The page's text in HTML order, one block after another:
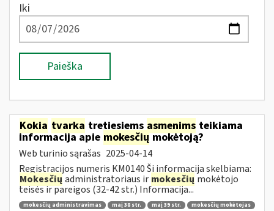
Iki
Paieška
Kokia tvarka tretiesiems asmenims teikiama
informacija apie mokesčiųmokėtoją?
Web turinio sąrašas 2025-04-14
Registracijos numeris KM0140 Ši informacija skelbiama:
Mokesčių administratoriaus ir mokesčių mokėtojo
teisės ir pareigos (32-42 str.) Informacija...
mokesčių administravimas maį 38 str. maį 39 str.
mokesčių mokėtojas